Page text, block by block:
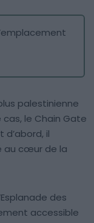
palestinienne
cas, le Chain Gate
il
au cœur de la
des
accessible